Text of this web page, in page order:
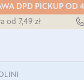
DPD PICKUP OD
od 7,49 zł
199 zł
zimno